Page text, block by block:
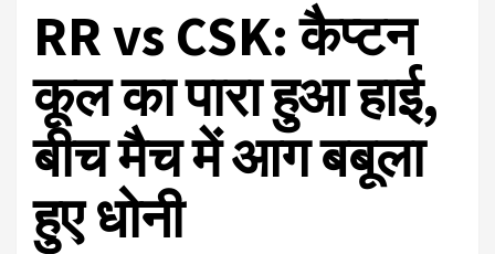
RR vs CSK: कैप्टन
कूल का पारा हुआ हाई,
बीच मैच में आग बबूला
हुए धोनी